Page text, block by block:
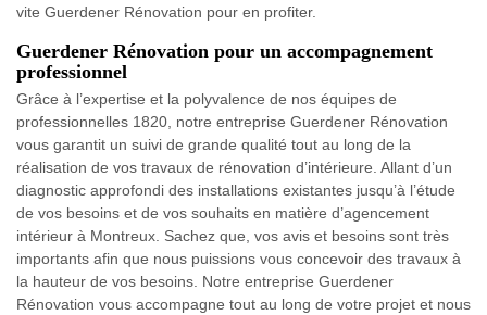
vite Guerdener Rénovation pour en profiter.
Guerdener Rénovation pour un accompagnement
professionnel
Grâce à l’expertise et la polyvalence de nos équipes de
professionnelles 1820, notre entreprise Guerdener Rénovation
vous garantit un suivi de grande qualité tout au long de la
réalisation de vos travaux de rénovation d’intérieure. Allant d’un
diagnostic approfondi des installations existantes jusqu’à l’étude
de vos besoins et de vos souhaits en matière d’agencement
intérieur à Montreux. Sachez que, vos avis et besoins sont très
importants afin que nous puissions vous concevoir des travaux à
la hauteur de vos besoins. Notre entreprise Guerdener
Rénovation vous accompagne tout au long de votre projet et nous